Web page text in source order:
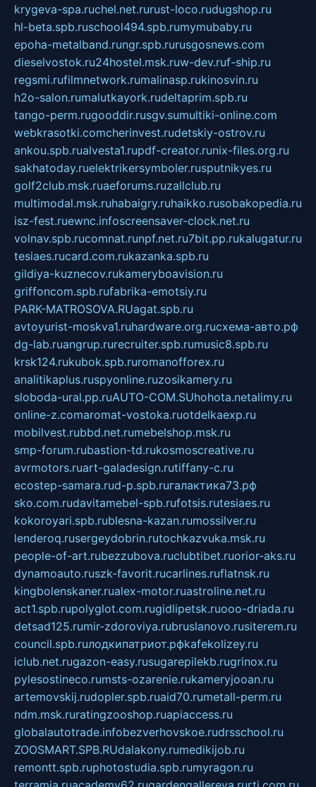
krygeva-spa.ruchel.net.rurust-loco.rudugshop.ru
hl-beta.spb.ruschool494.spb.rumymubaby.ru
epoha-metalband.rungr.spb.rurusgosnews.com
dieselvostok.ru24hostel.msk.ruw-dev.ruf-ship.ru
regsmi.rufilmnetwork.rumalinasp.rukinosvin.ru
h2o-salon.rumalutkayork.rudeltaprim.spb.ru
tango-perm.rugooddir.rusgv.sumultiki-online.com
webkrasotki.comcherinvest.rudetskiy-ostrov.ru
ankou.spb.rualvesta1.rupdf-creator.runix-files.org.ru
sakhatoday.ruelektrikersymboler.rusputnikyes.ru
golf2club.msk.ruaeforums.ruzallclub.ru
multimodal.msk.ruhabaigry.ruhaikko.rusobakopedia.ru
isz-fest.ruewnc.infoscreensaver-clock.net.ru
volnav.spb.rucomnat.runpf.net.ru7bit.pp.rukalugatur.ru
tesiaes.rucard.com.rukazanka.spb.ru
gildiya-kuznecov.rukameryboavision.ru
griffoncom.spb.rufabrika-emotsiy.ru
PARK-MATROSOVA.RUagat.spb.ru
avtoyurist-moskva1.ruhardware.org.ruсхема-авто.рф
dg-lab.ruangrup.rurecruiter.spb.rumusic8.spb.ru
krsk124.rukubok.spb.ruromanofforex.ru
analitikaplus.ruspyonline.ruzosikamery.ru
sloboda-ural.pp.ruAUTO-COM.SUhohota.netalimy.ru
online-z.comaromat-vostoka.ruotdelkaexp.ru
mobilvest.rubbd.net.rumebelshop.msk.ru
smp-forum.rubastion-td.rukosmoscreative.ru
avrmotors.ruart-galadesign.rutiffany-c.ru
ecostep-samara.rud-p.spb.ruгалактика73.рф
sko.com.rudavitamebel-spb.rufotsis.rutesiaes.ru
kokoroyari.spb.rublesna-kazan.rumossilver.ru
lenderoq.rusergeydobrin.rutochkazvuka.msk.ru
people-of-art.rubezzubova.ruclubtibet.ruorior-aks.ru
dynamoauto.ruszk-favorit.rucarlines.ruflatnsk.ru
kingbolenskaner.rualex-motor.ruastroline.net.ru
act1.spb.rupolyglot.com.rugidlipetsk.ruooo-driada.ru
detsad125.rumir-zdoroviya.rubruslanovo.rusiterem.ru
council.spb.ruлодкипатриот.рфkafekolizey.ru
iclub.net.rugazon-easy.rusugarepilekb.rugrinox.ru
pylesostineco.rumsts-ozarenie.rukameryjooan.ru
artemovskij.rudopler.spb.ruaid70.rumetall-perm.ru
ndm.msk.ruratingzooshop.ruapiaccess.ru
globalautotrade.infobezverhovskoe.rudrsschool.ru
ZOOSMART.SPB.RUdalakony.rumedikijob.ru
remontt.spb.ruphotostudia.spb.rumyragon.ru